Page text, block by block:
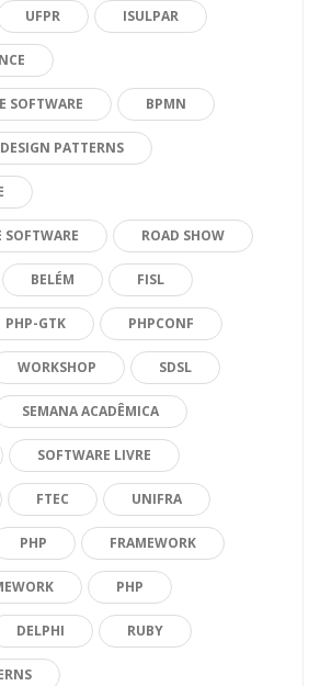
UFPR ISULPAR
SOFTWARE BPMN
DESIGN PATTERNS
SOFTWARE ROAD SHOW
BELÉM FISL
PHP-GTK PHPCONF
WORKSHOP SDSL
SEMANA ACADÊMICA
SOFTWARE LIVRE
FTEC UNIFRA
PHP FRAMEWORK
PHP
DELPHI RUBY